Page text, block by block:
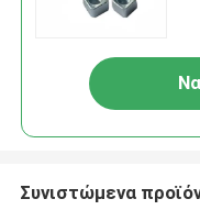
Συνιστώμενα